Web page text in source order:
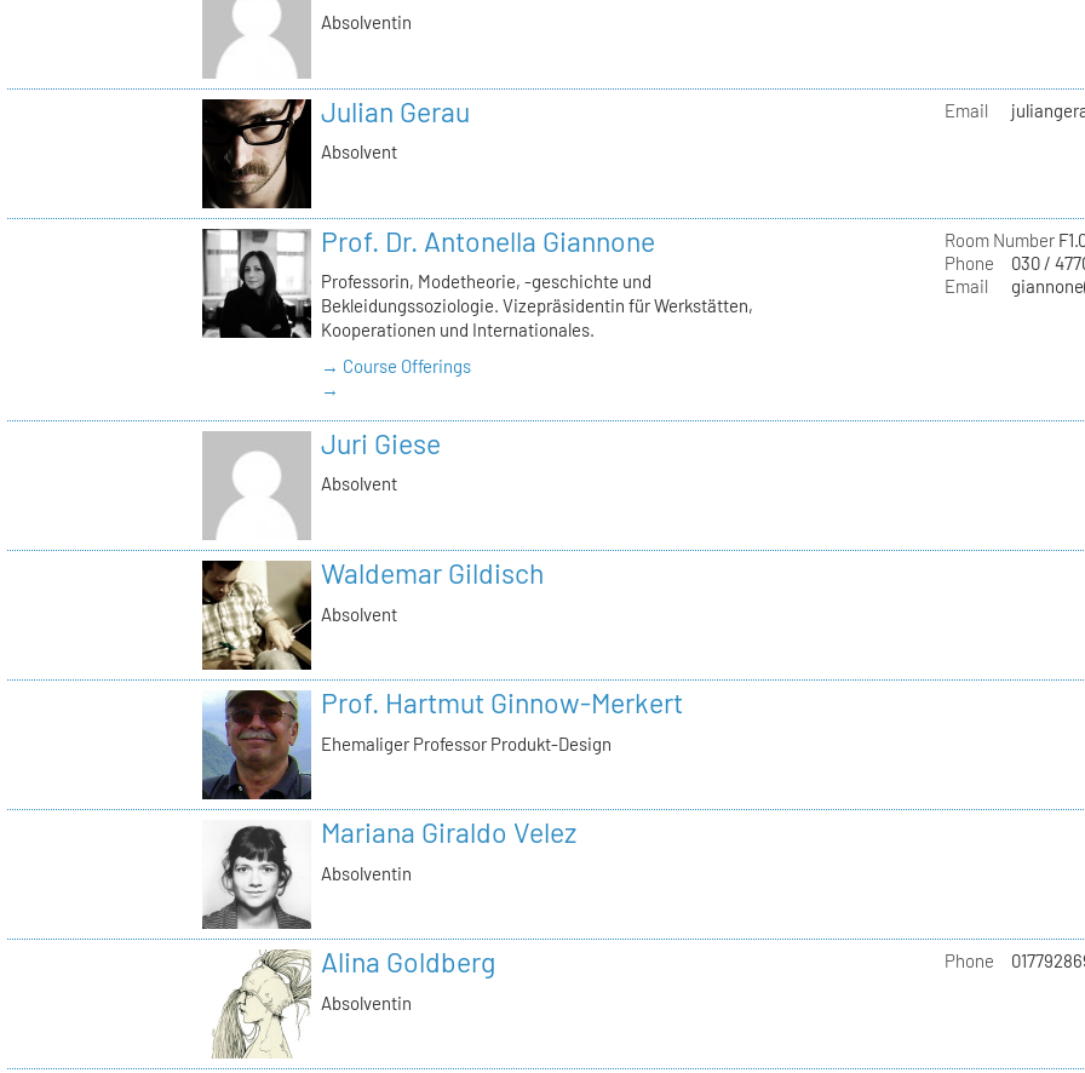
Absolventin
Julian Gerau
Absolvent
Email
Prof. Dr. Antonella Giannone
Professorin, Modetheorie, -geschichte und
Bekleidungssoziologie. Vizepräsidentin für Werkstätten,
Kooperationen und Internationales.
→ Course Offerings
→
Room Number
Phone
030 /
Email
Juri Giese
Absolvent
Waldemar Gildisch
Absolvent
Prof. Hartmut Ginnow-Merkert
Ehemaliger Professor Produkt-Design
Mariana Giraldo Velez
Absolventin
Alina Goldberg
Absolventin
Phone